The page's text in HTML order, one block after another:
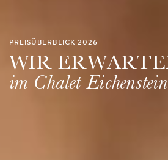
PREISÜBERBLICK 2026
WIR
im Chalet Eichenstein